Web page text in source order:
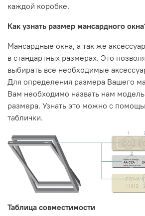
каждой коробке.
Как узнать размер мансардного
Мансардные окна, а так же
в стандартных размерах. Это
выбирать все необходимые
Для определения размера Вашего
Вам необходимо назвать нам
размера. Узнать это можно с
таблички.
Таблица совместимости